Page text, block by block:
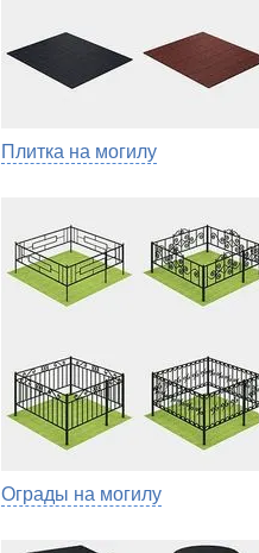
Плитка на могилу
Ограды на могилу